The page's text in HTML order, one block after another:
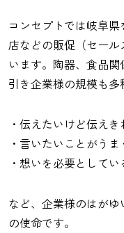
コンセプトでは岐阜
店などの販促（セー
います。陶器、食品
引き企業様の規模も多
・伝えたいけど伝えき
・言いたいことがう
・想いを必要として
など、企業様のはが
の使命です。